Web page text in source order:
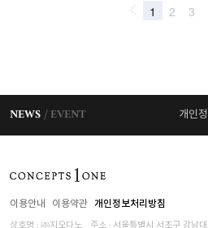
NEWS EVENT
이용안내 이용약관 개인정보처리방침